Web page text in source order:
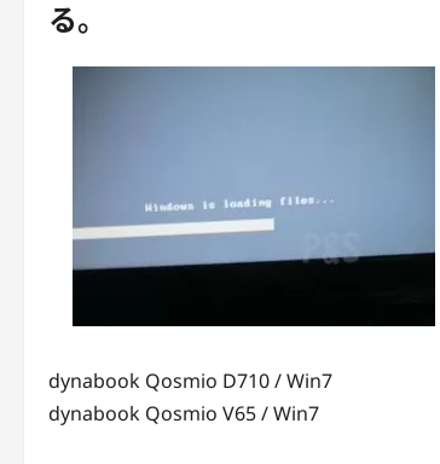
る。
dynabook Qosmio D710 / Win7
dynabook Qosmio V65 / Win7